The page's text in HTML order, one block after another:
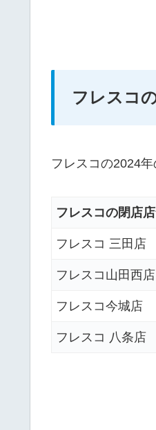
フレスコ
フレスコの2024
フレスコの閉店
フレスコ 三田店
フレスコ山田西店
フレスコ今城店
フレスコ 八条店